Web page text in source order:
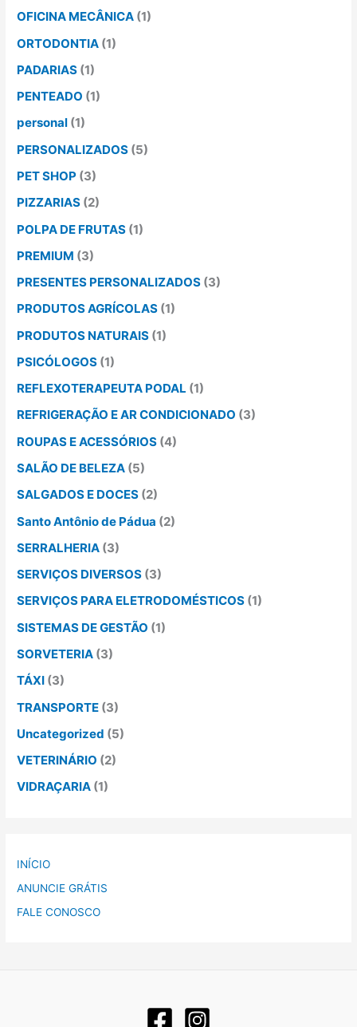
OFICINA MECÂNICA (1)
ORTODONTIA (1)
PADARIAS (1)
PENTEADO (1)
personal (1)
PERSONALIZADOS (5)
PET SHOP (3)
PIZZARIAS (2)
POLPA DE FRUTAS (1)
PREMIUM (3)
PRESENTES PERSONALIZADOS (3)
PRODUTOS AGRÍCOLAS (1)
PRODUTOS NATURAIS (1)
PSICÓLOGOS (1)
REFLEXOTERAPEUTA PODAL (1)
REFRIGERAÇÃO E AR CONDICIONADO (3)
ROUPAS E ACESSÓRIOS (4)
SALÃO DE BELEZA (5)
SALGADOS E DOCES (2)
Santo Antônio de Pádua (2)
SERRALHERIA (3)
SERVIÇOS DIVERSOS (3)
SERVIÇOS PARA ELETRODOMÉSTICOS (1)
SISTEMAS DE GESTÃO (1)
SORVETERIA (3)
TÁXI (3)
TRANSPORTE (3)
Uncategorized (5)
VETERINÁRIO (2)
VIDRAÇARIA (1)
INÍCIO
ANUNCIE GRÁTIS
FALE CONOSCO